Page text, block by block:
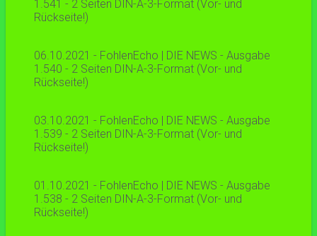
1.541 - 2 Seiten DIN-A-3-Format (Vor- und
Rückseite!)
06.10.2021 - FohlenEcho | DIE NEWS - Ausgabe
1.540 - 2 Seiten DIN-A-3-Format (Vor- und
Rückseite!)
03.10.2021 - FohlenEcho | DIE NEWS - Ausgabe
1.539 - 2 Seiten DIN-A-3-Format (Vor- und
Rückseite!)
01.10.2021 - FohlenEcho | DIE NEWS - Ausgabe
1.538 - 2 Seiten DIN-A-3-Format (Vor- und
Rückseite!)